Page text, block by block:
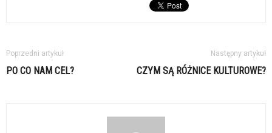
Poprzedni artykuł
PO CO NAM CEL?
Następny artykuł
CZYM SĄ RÓŻNICE KULTUROWE?